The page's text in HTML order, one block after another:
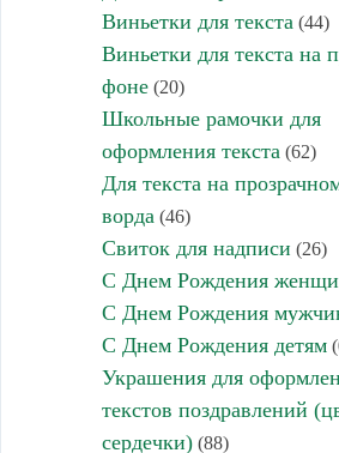
Виньетки для текста (44)
Виньетки для текста на
фоне(20)
Школьные рамочки для
оформления текста (62)
Для текста на
ворда (46)
Свиток для надписи (26)
С Днем Рождения
С Днем Рождения
С Днем Рождения детям
Украшения для
текстов поздравлений
сердечки)(88)